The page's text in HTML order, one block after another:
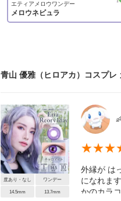
エティアメロウワンデー
メロウネビュラ
青山 優雅（ヒロアカ）コスプレ
度あり・なし ワンデー
14.5mm 13.7mm
★★★
外縁が は
になれま
かのカラ